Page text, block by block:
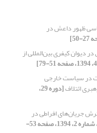
ظهور داعش در
دیوان کیفری بین‌المللی از
در سیاست خارجی
ائتلاف [دوره 29،
جریان‌های افراطی در
[دوره 29، شماره 2، 1394، صفحه 53-